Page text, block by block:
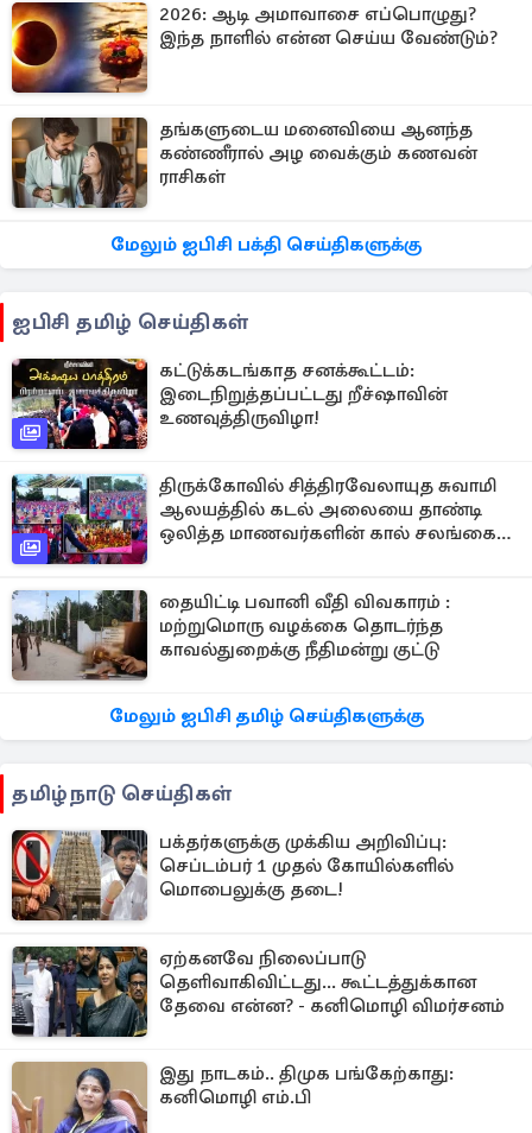
2026: ஆடி அமாவாசை எப்பொழுது?
இந்த நாளில் என்ன செய்ய வேண்டும்?
தங்களுடைய மனைவியை ஆனந்த
கண்ணீரால் அழ வைக்கும் கணவன்
ராசிகள்
மேலும் ஐபிசி பக்தி செய்திகளுக்கு
ஐபிசி தமிழ் செய்திகள்
கட்டுக்கடங்காத சனக்கூட்டம்:
இடைநிறுத்தப்பட்டது றீச்ஷாவின்
உணவுத்திருவிழா!
திருக்கோவில் சித்திரவேலாயுத சுவாமி
ஆலயத்தில் கடல் அலையை தாண்டி
ஒலித்த மாணவர்களின் கால் சலங்கை
தையிட்டி பவானி வீதி விவகாரம் :
மற்றுமொரு வழக்கை தொடர்ந்த
காவல்துறைக்கு நீதிமன்று குட்டு
மேலும் ஐபிசி தமிழ் செய்திகளுக்கு
தமிழ்நாடு செய்திகள்
பக்தர்களுக்கு முக்கிய அறிவிப்பு:
செப்டம்பர் 1 முதல் கோயில்களில்
மொபைலுக்கு தடை!
ஏற்கனவே நிலைப்பாடு
தெளிவாகிவிட்டது... கூட்டத்துக்கான
தேவை என்ன? - கனிமொழி விமர்சனம்
இது நாடகம்.. திமுக பங்கேற்காது:
கனிமொழி எம்.பி